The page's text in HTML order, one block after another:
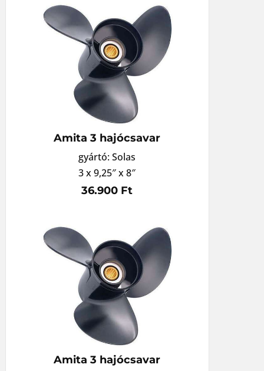
Amita 3 hajócsavar
gyártó: Solas
3 x 9,25″ x 8″
36.900 Ft
Amita 3 hajócsavar